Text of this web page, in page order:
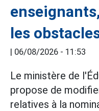
les
06/08/2026 - 11:53
Le ministère de
propose de
relatives à la